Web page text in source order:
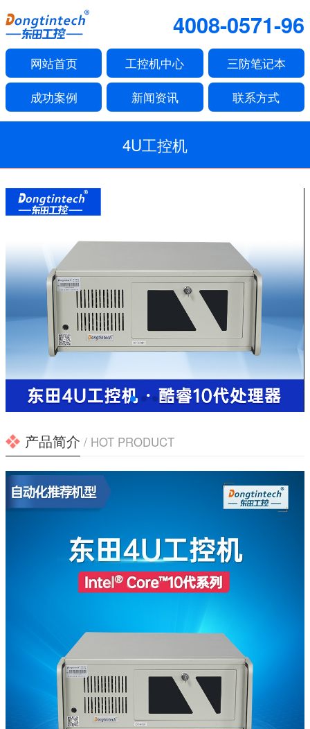
4008-0571-96
网站首页 工控机中心 三防笔记本
成功案例 新闻资讯 联系方式
4U工控机
产品简介 / HOT PRODUCT